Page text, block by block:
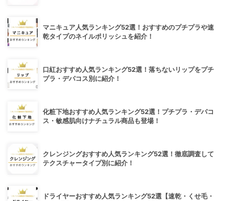
マニキュア人気ランキング52選！おすすめのプチプラや速
乾タイプのネイルポリッシュを紹介！
口紅おすすめ人気ランキング52選！落ちないリップをプチ
プラ・デパコス別に紹介！
化粧下地おすすめ人気ランキング52選！プチプラ・デパコ
ス・敏感肌向けナチュラル商品も登場！
クレンジングおすすめ人気ランキング52選！徹底調査して
テクスチャータイプ別に紹介！
ドライヤーおすすめ人気ランキング52選【速乾・くせ毛・